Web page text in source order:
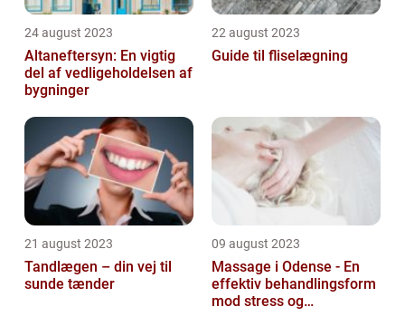
24 august 2023
Altaneftersyn: En vigtig
del af vedligeholdelsen af
bygninger
22 august 2023
Guide til fliselægning
21 august 2023
Tandlægen – din vej til
sunde tænder
09 august 2023
Massage i Odense - En
effektiv behandlingsform
mod stress og